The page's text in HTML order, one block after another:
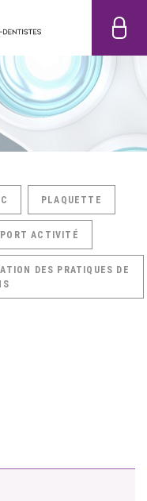
PLAQUETTE
ACTIVITÉ
DES PRATIQUES DE